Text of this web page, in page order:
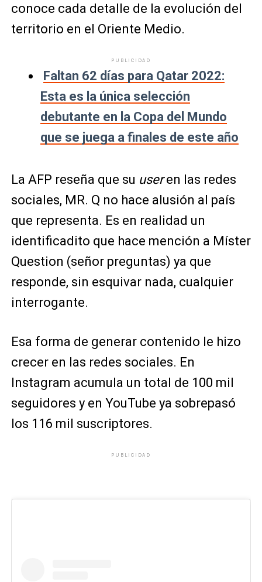
conoce cada detalle de la evolución del
territorio en el Oriente Medio.
PUBLICIDAD
Faltan 62 días para Qatar 2022:
Esta es la única selección
debutante en la Copa del Mundo
que se juega a finales de este año
La AFP reseña que su useren las redes
sociales, MR. Q no hace alusión al país
que representa. Es en realidad un
identificadito que hace mención a Míster
Question (señor preguntas) ya que
responde, sin esquivar nada, cualquier
interrogante.
Esa forma de generar contenido le hizo
crecer en las redes sociales. En
Instagram acumula un total de 100 mil
seguidores y en YouTube ya sobrepasó
los 116 mil suscriptores.
PUBLICIDAD